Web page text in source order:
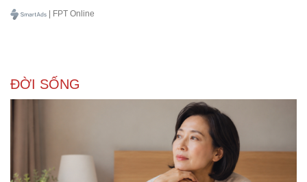
| FPT Online
ĐỜI SỐNG